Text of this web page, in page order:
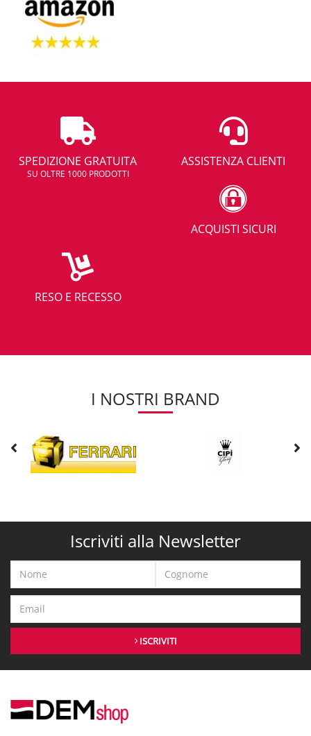
SPEDIZIONE GRATUITA
SU OLTRE 1000 PRODOTTI
ASSISTENZA CLIENTI
ACQUISTI SICURI
RESO E RECESSO
I NOSTRI BRAND
Iscriviti alla Newsletter
ISCRIVITI